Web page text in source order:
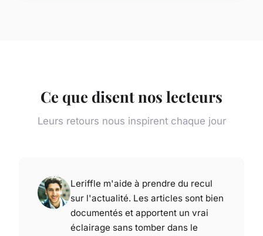
Ce que disent nos lecteurs
Leurs retours nous inspirent chaque jour
Leriffle m'aide à prendre du recul
sur l'actualité. Les articles sont bien
documentés et apportent un vrai
éclairage sans tomber dans le